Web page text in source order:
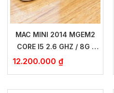
MAC MINI 2014 MGEM2
CORE I5 2.6 GHZ / 8G /
1TB HDD – NEW 99%
12.200.000 ₫